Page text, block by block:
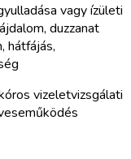
vagy ízületi
duzzanat
hátfájás,
vizeletvizsgálati